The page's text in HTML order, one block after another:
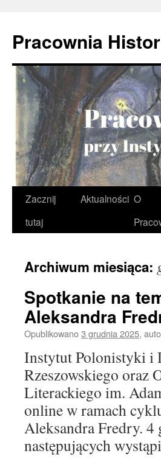
treści
Pracownia
Zacznij
tutaj
Aktualności O
Archiwum miesiąca:
Spotkanie na
Aleksandra
Opublikowano3 grudnia 2025,
Instytut Polonistyki i
Rzeszowskiego oraz
Literackiego im.
online w ramach
Aleksandra Fredry. 4
następujących